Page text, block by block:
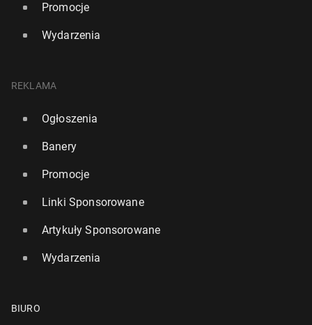
Promocje
Wydarzenia
REKLAMA
Ogłoszenia
Banery
Promocje
Linki Sponsorowane
Artykuły Sponsorowane
Wydarzenia
BIURO